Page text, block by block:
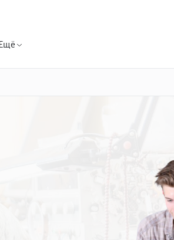
Ещё